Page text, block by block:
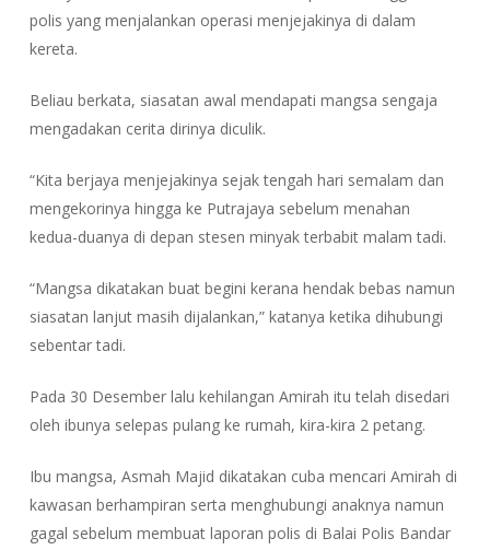
polis yang menjalankan operasi menjejakinya di dalam
kereta.
Beliau berkata, siasatan awal mendapati mangsa sengaja
mengadakan cerita dirinya diculik.
“Kita berjaya menjejakinya sejak tengah hari semalam dan
mengekorinya hingga ke Putrajaya sebelum menahan
kedua-duanya di depan stesen minyak terbabit malam tadi.
“Mangsa dikatakan buat begini kerana hendak bebas namun
siasatan lanjut masih dijalankan,” katanya ketika dihubungi
sebentar tadi.
Pada 30 Desember lalu kehilangan Amirah itu telah disedari
oleh ibunya selepas pulang ke rumah, kira-kira 2 petang.
Ibu mangsa, Asmah Majid dikatakan cuba mencari Amirah di
kawasan berhampiran serta menghubungi anaknya namun
gagal sebelum membuat laporan polis di Balai Polis Bandar